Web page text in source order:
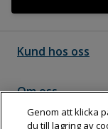
Kund hos oss
Om oss
Genom att klicka
du till lagring av